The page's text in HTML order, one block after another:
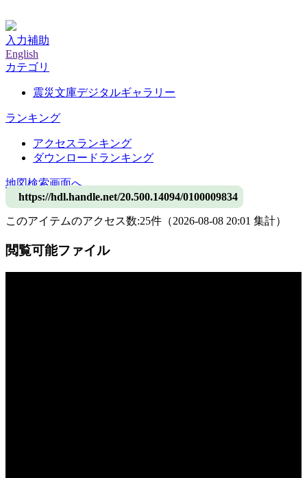
入力補助
English
カテゴリ
震災文庫デジタルギャラリー
ランキング
アクセスランキング
ダウンロードランキング
地図検索画面へ
https://hdl.handle.net/20.500.14094/0100009834
このアイテムのアクセス数:25件 （2026-08-08 20:01 集計）
閲覧可能ファイル